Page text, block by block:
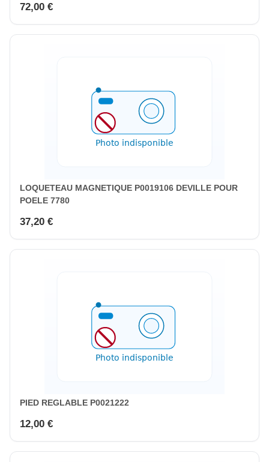
72,00 €
LOQUETEAU MAGNETIQUE P0019106 DEVILLE POUR
POELE 7780
37,20 €
PIED REGLABLE P0021222
12,00 €